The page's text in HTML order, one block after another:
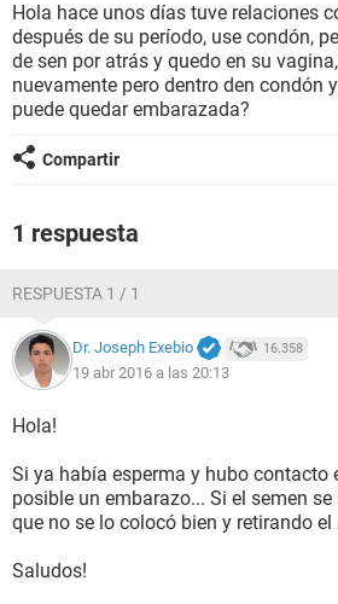
BIENESTAR
SEXUALIDAD
GLOSARIO
Hola hace unos días tuve relaciones
después de su período, use condón,
de sen por atrás y quedo en su
nuevamente pero dentro den condón
puede quedar embarazada?
Compartir
1 respuesta
RESPUESTA 1 / 1
Dr. Joseph Exebio 16.358
19 abr 2016 a las 20:13
Hola!
Si ya había esperma y hubo contacto
posible un embarazo... Si el semen
que no se lo colocó bien y retirando el
Saludos!